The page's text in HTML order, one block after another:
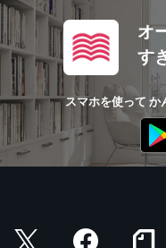
オ
す
スマホを使って か